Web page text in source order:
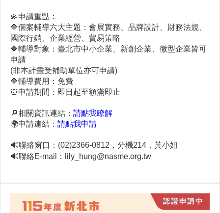
💫申請重點：
🔷個案輔導六大主題：會展實務、品牌設計、財務法規、
國際行銷、企業經營、貿易策略
🔷輔導對象：臺北市中小企業、新創企業、微型企業皆可
申請
(非本計畫受補助單位亦可申請)
🔷輔導費用：免費
⏰申請期間：即日起至額滿即止
🔎相關資訊連結： 請點我瞭解
🌍申請連結： 請點我申請
🔊聯絡窗口：(02)2366-0812，分機214，黃小姐
🔊聯絡E-mail：lily_hung@nasme.org.tw